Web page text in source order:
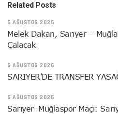
Related Posts
6 AĞUSTOS 2026
Melek Dakan, Sarıyer –
Çalacak
6 AĞUSTOS 2026
SARIYER’DE TRANSFER
6 AĞUSTOS 2026
Sarıyer–Muğlaspor Maçı: